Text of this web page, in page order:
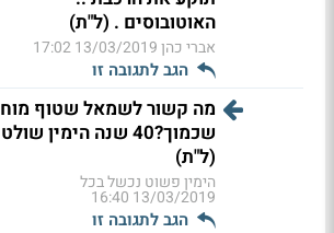
האוטובוסים . (ל"ת)
אברי כהן13/03/2019 17:02
הגב לתגובה זו
מה קשור לשמאל שטוף מוח
שכמוך?40 שנה הימין שולט
(ל"ת)
הימין פשוט נכשל בכל
13/03/2019 16:40
הגב לתגובה זו